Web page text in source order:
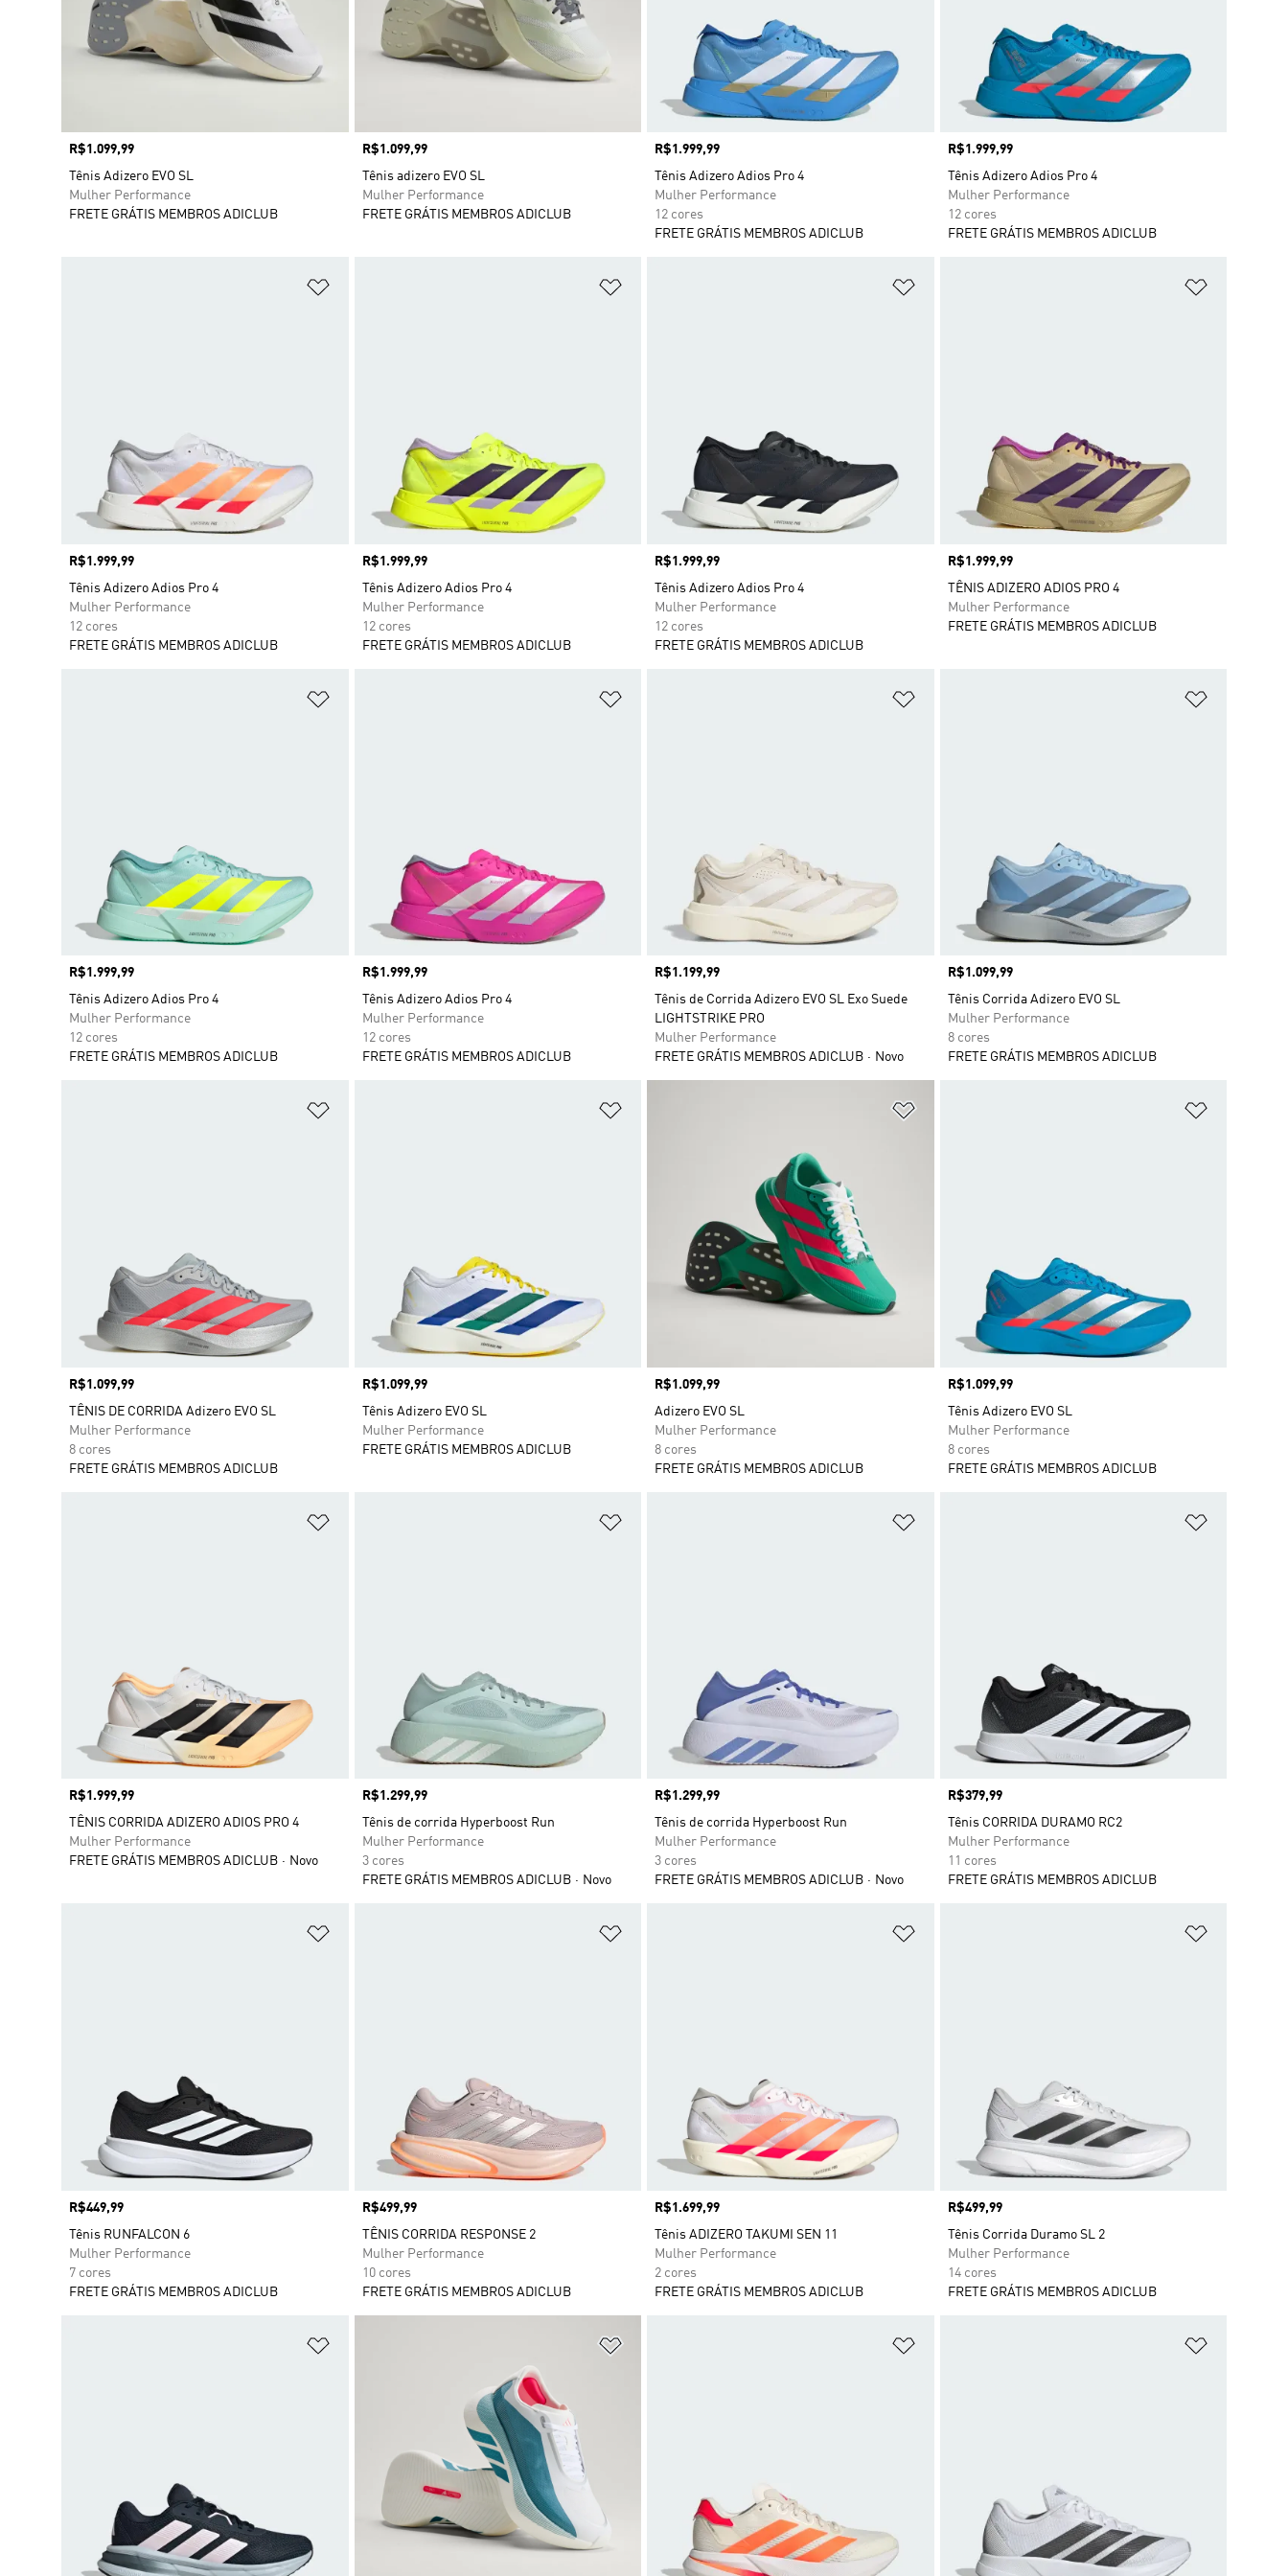
Preço
R$1.099,99
Tênis Adizero EVO SL
Mulher Performance
FRETE GRÁTIS MEMBROS ADICLUB
Preço
R$1.099,99
Tênis adizero EVO SL
Mulher Performance
FRETE GRÁTIS MEMBROS ADICLUB
Preço
R$1.999,99
Tênis Adizero Adios Pro 4
Mulher Performance
12 cores
FRETE GRÁTIS MEMBROS ADICLUB
Preço
R$1.999,99
Tênis Adizero Adios Pro 4
Mulher Performance
12 cores
FRETE GRÁTIS MEMBROS ADICLUB
Preço
R$1.999,99
Tênis Adizero Adios Pro 4
Mulher Performance
12 cores
FRETE GRÁTIS MEMBROS ADICLUB
Preço
R$1.999,99
Tênis Adizero Adios Pro 4
Mulher Performance
12 cores
FRETE GRÁTIS MEMBROS ADICLUB
Preço
R$1.999,99
Tênis Adizero Adios Pro 4
Mulher Performance
12 cores
FRETE GRÁTIS MEMBROS ADICLUB
Preço
R$1.999,99
TÊNIS ADIZERO ADIOS PRO 4
Mulher Performance
FRETE GRÁTIS MEMBROS ADICLUB
Preço
R$1.999,99
Tênis Adizero Adios Pro 4
Mulher Performance
12 cores
FRETE GRÁTIS MEMBROS ADICLUB
Preço
R$1.999,99
Tênis Adizero Adios Pro 4
Mulher Performance
12 cores
FRETE GRÁTIS MEMBROS ADICLUB
Preço
R$1.199,99
Tênis de Corrida Adizero EVO SL Exo Suede
LIGHTSTRIKE PRO
Mulher Performance
FRETE GRÁTIS MEMBROS ADICLUB
Novo
Preço
R$1.099,99
Tênis Corrida Adizero EVO SL
Mulher Performance
8 cores
FRETE GRÁTIS MEMBROS ADICLUB
Preço
R$1.099,99
TÊNIS DE CORRIDA Adizero EVO SL
Mulher Performance
8 cores
FRETE GRÁTIS MEMBROS ADICLUB
Preço
R$1.099,99
Tênis Adizero EVO SL
Mulher Performance
FRETE GRÁTIS MEMBROS ADICLUB
Preço
R$1.099,99
Adizero EVO SL
Mulher Performance
8 cores
FRETE GRÁTIS MEMBROS ADICLUB
Preço
R$1.099,99
Tênis Adizero EVO SL
Mulher Performance
8 cores
FRETE GRÁTIS MEMBROS ADICLUB
Preço
R$1.999,99
TÊNIS CORRIDA ADIZERO ADIOS PRO 4
Mulher Performance
FRETE GRÁTIS MEMBROS ADICLUB
Novo
Preço
R$1.299,99
Tênis de corrida Hyperboost Run
Mulher Performance
3 cores
FRETE GRÁTIS MEMBROS ADICLUB
Novo
Preço
R$1.299,99
Tênis de corrida Hyperboost Run
Mulher Performance
3 cores
FRETE GRÁTIS MEMBROS ADICLUB
Novo
Preço
R$379,99
Tênis CORRIDA DURAMO RC2
Mulher Performance
11 cores
FRETE GRÁTIS MEMBROS ADICLUB
Preço
R$449,99
Tênis RUNFALCON 6
Mulher Performance
7 cores
FRETE GRÁTIS MEMBROS ADICLUB
Preço
R$499,99
TÊNIS CORRIDA RESPONSE 2
Mulher Performance
10 cores
FRETE GRÁTIS MEMBROS ADICLUB
Preço
R$1.699,99
Tênis ADIZERO TAKUMI SEN 11
Mulher Performance
2 cores
FRETE GRÁTIS MEMBROS ADICLUB
Preço
R$499,99
Tênis Corrida Duramo SL 2
Mulher Performance
14 cores
FRETE GRÁTIS MEMBROS ADICLUB